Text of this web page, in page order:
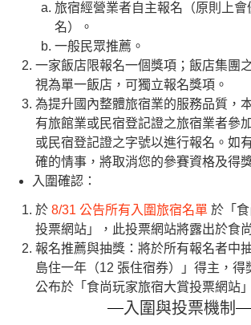
旅宿經營業者自主報名（原則上會
名）。
一般民眾推薦。
一家飯店限報名一個獎項；飯店集團
視為單一飯店，可獨立報名獎項。
為提升國內整體旅宿業的服務品質，
有旅館業或民宿登記證之旅宿業者參
或民宿登記證之字號以進行報名。如
確的情事，將取消您的參賽資格及得
入圍確認：
於 8/31 公告所有入圍旅宿名單 於「
投票網站」，此投票網站將露出於食
報名推薦與抽獎：將於所有報名者中
島住一年（12 張住宿券）」得主，得
公布於「食尚玩家旅宿大賞投票網站
入圍與投票機制